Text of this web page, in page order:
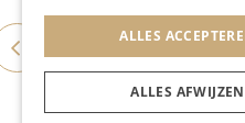
ALLES
ALLES AFWIJZEN